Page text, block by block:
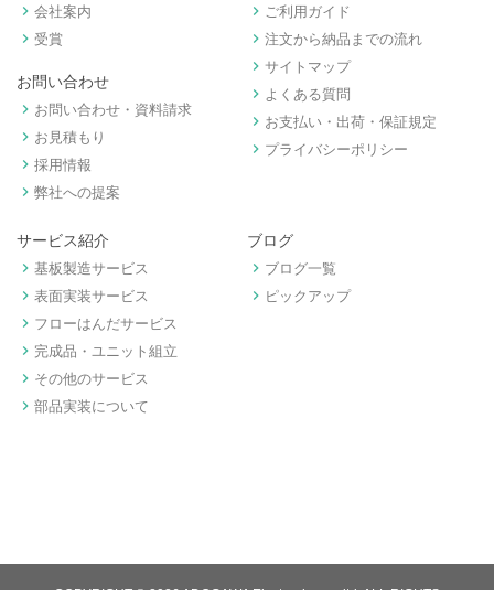
keyboard_arrow_right 会社案内
keyboard_arrow_right 受賞
お問い合わせ
keyboard_arrow_right お問い合わせ・資料請求
keyboard_arrow_right お見積もり
keyboard_arrow_right 採用情報
keyboard_arrow_right 弊社への提案
keyboard_arrow_right ご利用ガイド
keyboard_arrow_right 注文から納品までの流れ
keyboard_arrow_right サイトマップ
keyboard_arrow_right よくある質問
keyboard_arrow_right お支払い・出荷・保証規定
keyboard_arrow_right プライバシーポリシー
サービス紹介
keyboard_arrow_right 基板製造サービス
keyboard_arrow_right 表面実装サービス
keyboard_arrow_right フローはんだサービス
keyboard_arrow_right 完成品・ユニット組立
keyboard_arrow_right その他のサービス
keyboard_arrow_right 部品実装について
ブログ
keyboard_arrow_right ブログ一覧
keyboard_arrow_right ピックアップ